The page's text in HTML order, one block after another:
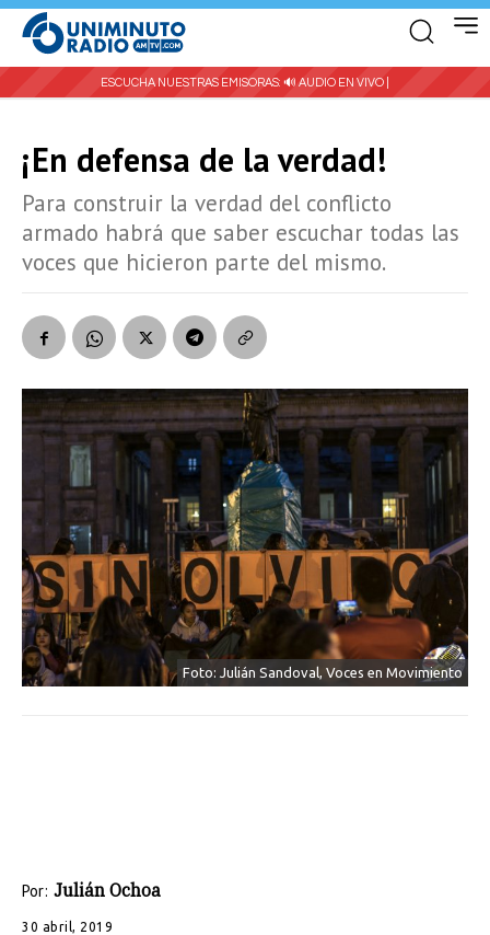
ESCUCHA NUESTRAS EMISORAS: 🔊 AUDIO EN VIVO |
¡En defensa de la verdad!
Para construir la verdad del conflicto
armado habrá que saber escuchar todas las
voces que hicieron parte del mismo.
Foto: Julián Sandoval, Voces en Movimiento
Por: Julián Ochoa
30 abril, 2019